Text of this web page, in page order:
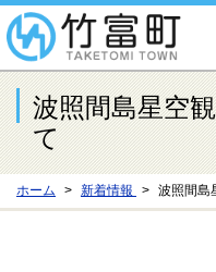
波照間島星空
て
ホーム 新着情報 波照間島